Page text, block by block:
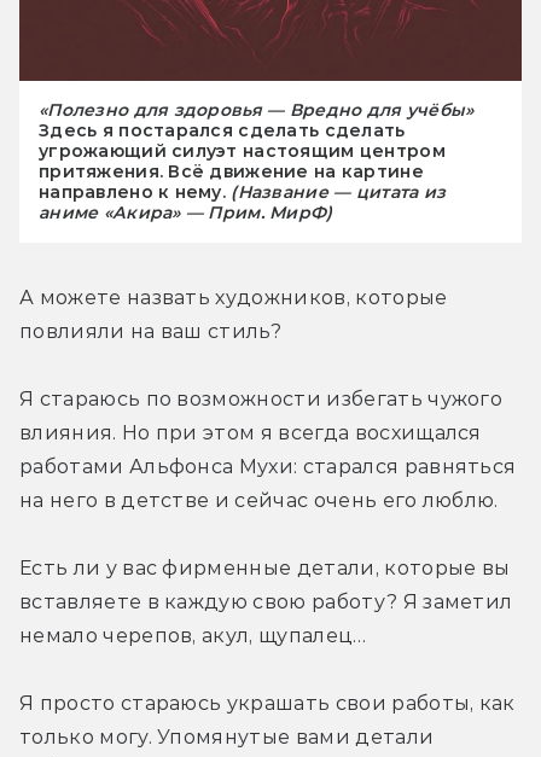
«Полезно для здоровья — Вредно для учёбы»
Здесь я постарался сделать сделать
угрожающий силуэт настоящим центром
притяжения. Всё движение на картине
направлено к нему. (Название — цитата из
аниме «Акира» — Прим. МирФ)
А можете назвать художников, которые
повлияли на ваш стиль?
Я стараюсь по возможности избегать чужого
влияния. Но при этом я всегда восхищался
работами Альфонса Мухи: старался равняться
на него в детстве и сейчас очень его люблю.
Есть ли у вас фирменные детали, которые вы
вставляете в каждую свою работу? Я заметил
немало черепов, акул, щупалец…
Я просто стараюсь украшать свои работы, как
только могу. Упомянутые вами детали